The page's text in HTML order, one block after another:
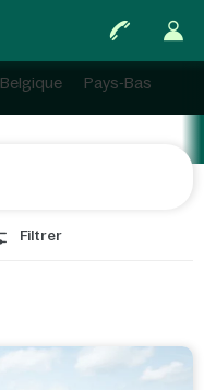
Belgique Pays-Bas
Filtrer